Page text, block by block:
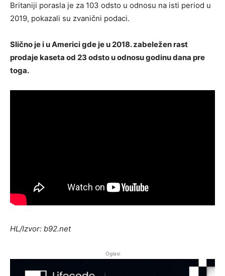
Britaniji porasla je za 103 odsto u odnosu na isti period u
2019, pokazali su zvanični podaci.
Slično je i u Americi gde je u 2018. zabeležen rast
prodaje kaseta od 23 odsto u odnosu godinu dana pre
toga.
HL/Izvor: b92.net
Oglasi